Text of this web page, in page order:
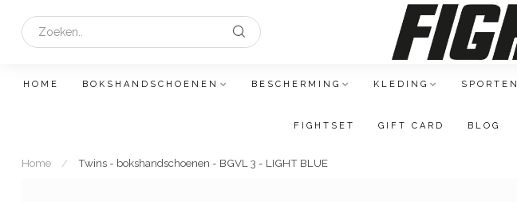
HOME BOKSHANDSCHOENEN BESCHERMING KLEDING SPORTEN
FIGHTSET GIFT CARD BLOG
Home / Twins - bokshandschoenen - BGVL 3 - LIGHT BLUE